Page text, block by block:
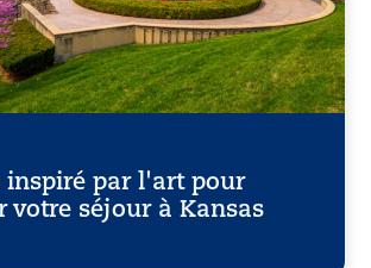
inspiré par l'art pour
votre séjour à Kansas